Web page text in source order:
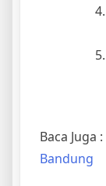
Baca Juga :
Bandung